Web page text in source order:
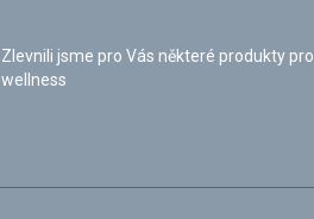
Zlevnili jsme pro Vás některé produkty pro
wellness